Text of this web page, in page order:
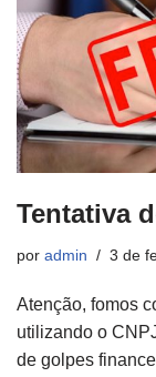
Tentativa
por admin 3 de
Atenção, fomos
utilizando o
de golpes